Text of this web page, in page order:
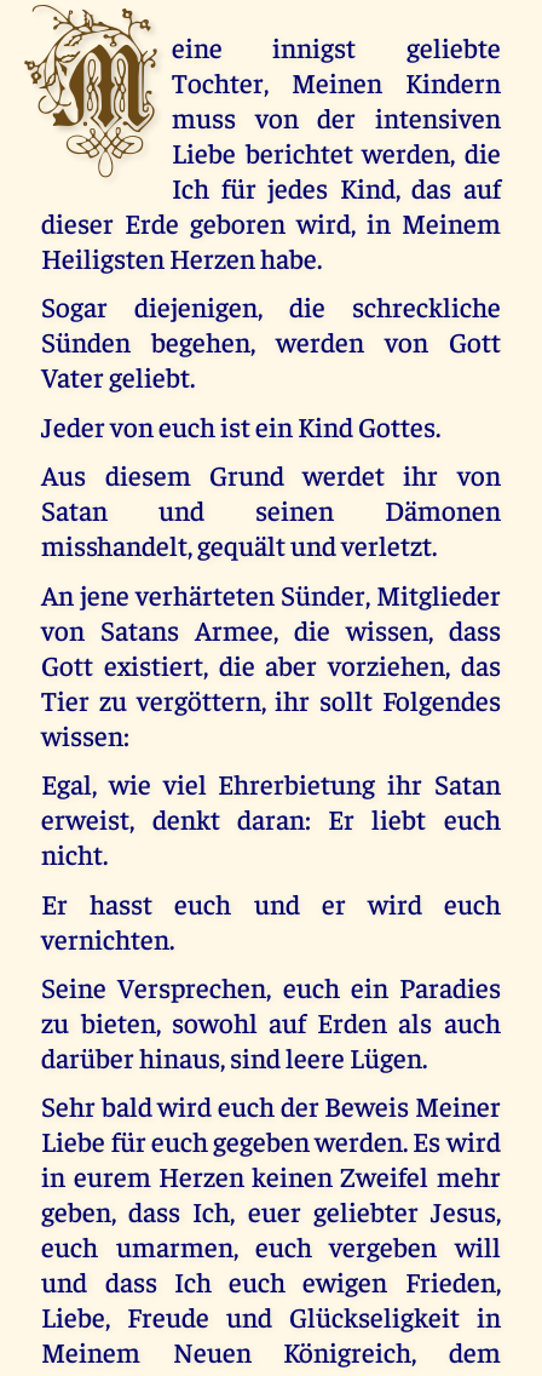
M eine innigst geliebte
Tochter, Meinen Kindern
muss von der intensiven
Liebe berichtet werden, die
Ich für jedes Kind, das auf
dieser Erde geboren wird, in Meinem
Heiligsten Herzen habe.
Sogar diejenigen, die schreckliche
Sünden begehen, werden von Gott
Vater geliebt.
Jeder von euch ist ein Kind Gottes.
Aus diesem Grund werdet ihr von
Satan und seinen Dämonen
misshandelt, gequält und verletzt.
An jene verhärteten Sünder, Mitglieder
von Satans Armee, die wissen, dass
Gott existiert, die aber vorziehen, das
Tier zu vergöttern, ihr sollt Folgendes
wissen:
Egal, wie viel Ehrerbietung ihr Satan
erweist, denkt daran: Er liebt euch
nicht.
Er hasst euch und er wird euch
vernichten.
Seine Versprechen, euch ein Paradies
zu bieten, sowohl auf Erden als auch
darüber hinaus, sind leere Lügen.
Sehr bald wird euch der Beweis Meiner
Liebe für euch gegeben werden. Es wird
in eurem Herzen keinen Zweifel mehr
geben, dass Ich, euer geliebter Jesus,
euch umarmen, euch vergeben will
und dass Ich euch ewigen Frieden,
Liebe, Freude und Glückseligkeit in
Meinem Neuen Königreich, dem